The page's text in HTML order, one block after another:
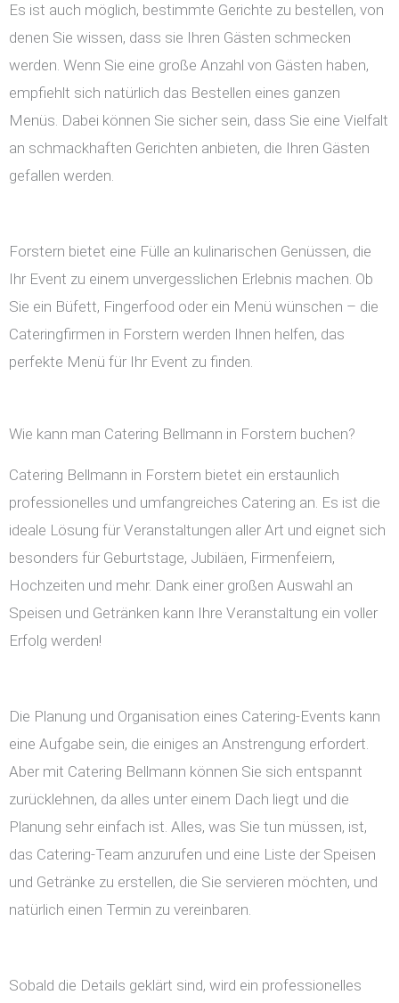
Es ist auch möglich, bestimmte Gerichte zu bestellen, von
denen Sie wissen, dass sie Ihren Gästen schmecken
werden. Wenn Sie eine große Anzahl von Gästen haben,
empfiehlt sich natürlich das Bestellen eines ganzen
Menüs. Dabei können Sie sicher sein, dass Sie eine Vielfalt
an schmackhaften Gerichten anbieten, die Ihren Gästen
gefallen werden.
Forstern bietet eine Fülle an kulinarischen Genüssen, die
Ihr Event zu einem unvergesslichen Erlebnis machen. Ob
Sie ein Büfett, Fingerfood oder ein Menü wünschen – die
Cateringfirmen in Forstern werden Ihnen helfen, das
perfekte Menü für Ihr Event zu finden.
Wie kann man Catering Bellmann in Forstern buchen?
Catering Bellmann in Forstern bietet ein erstaunlich
professionelles und umfangreiches Catering an. Es ist die
ideale Lösung für Veranstaltungen aller Art und eignet sich
besonders für Geburtstage, Jubiläen, Firmenfeiern,
Hochzeiten und mehr. Dank einer großen Auswahl an
Speisen und Getränken kann Ihre Veranstaltung ein voller
Erfolg werden!
Die Planung und Organisation eines Catering-Events kann
eine Aufgabe sein, die einiges an Anstrengung erfordert.
Aber mit Catering Bellmann können Sie sich entspannt
zurücklehnen, da alles unter einem Dach liegt und die
Planung sehr einfach ist. Alles, was Sie tun müssen, ist,
das Catering-Team anzurufen und eine Liste der Speisen
und Getränke zu erstellen, die Sie servieren möchten, und
natürlich einen Termin zu vereinbaren.
Sobald die Details geklärt sind, wird ein professionelles